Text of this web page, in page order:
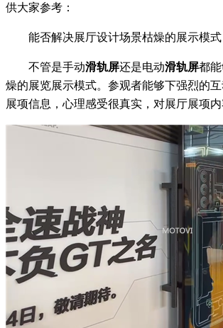
供大家参考：
能否解决展厅设计场景枯燥的展示模式
不管是手动滑轨屏还是电动滑轨屏都
燥的展览展示模式。参观者能够下强烈的
展项信息，心理感受很真实，对展厅展项内